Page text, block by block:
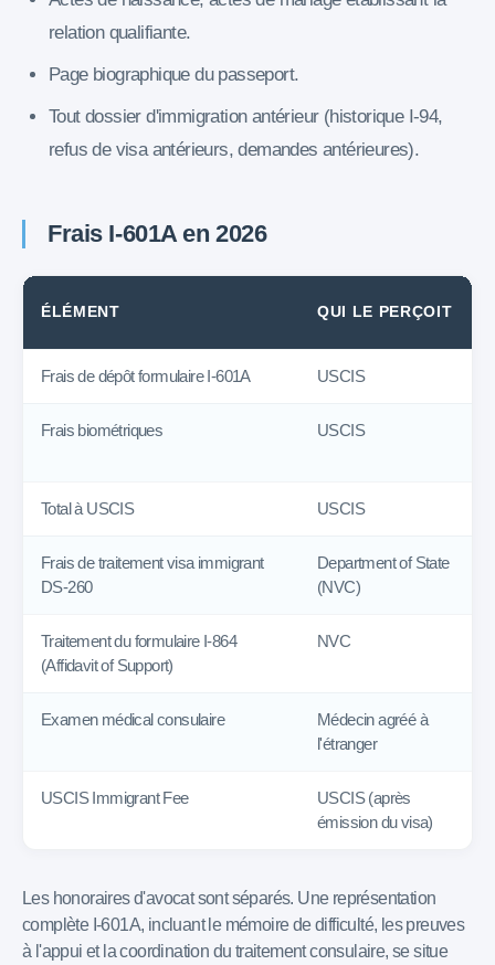
relation qualifiante.
Page biographique du passeport.
Tout dossier d'immigration antérieur (historique I-94,
refus de visa antérieurs, demandes antérieures).
Frais I-601A en 2026
ÉLÉMENT QUI LE PERÇOIT
Frais de dépôt formulaire I-601A USCIS
Frais biométriques USCIS
Total à USCIS USCIS
Frais de traitement visa immigrant
DS-260
Department of State
(NVC)
Traitement du formulaire I-864
(Affidavit of Support)
NVC
Examen médical consulaire
Médecin agréé à
l'étranger
USCIS Immigrant Fee
USCIS (après
émission du visa)
Les honoraires d'avocat sont séparés. Une représentation
complète I-601A, incluant le mémoire de difficulté, les preuves
à l'appui et la coordination du traitement consulaire, se situe